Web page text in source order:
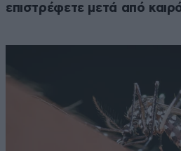
επιστρέφετε μετά από